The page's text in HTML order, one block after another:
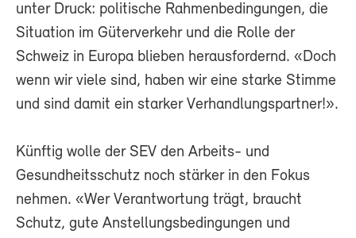
unter Druck: politische Rahmenbedingungen, die
Situation im Güterverkehr und die Rolle der
Schweiz in Europa blieben herausfordernd. «Doch
wenn wir viele sind, haben wir eine starke Stimme
und sind damit ein starker Verhandlungspartner!».
Künftig wolle der SEV den Arbeits- und
Gesundheitsschutz noch stärker in den Fokus
nehmen. «Wer Verantwortung trägt, braucht
Schutz, gute Anstellungsbedingungen und